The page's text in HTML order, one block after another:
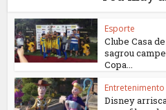
Esporte
Clube Casa
sagrou
Copa...
Entretenimento
Disney